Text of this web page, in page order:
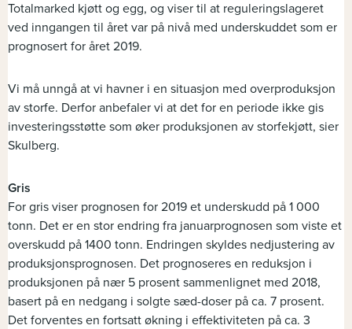
Totalmarked kjøtt og egg, og viser til at reguleringslageret
ved inngangen til året var på nivå med underskuddet som er
prognosert for året 2019.
Vi må unngå at vi havner i en situasjon med overproduksjon
av storfe. Derfor anbefaler vi at det for en periode ikke gis
investeringsstøtte som øker produksjonen av storfekjøtt, sier
Skulberg.
Gris
For gris viser prognosen for 2019 et underskudd på 1 000
tonn. Det er en stor endring fra januarprognosen som viste et
overskudd på 1400 tonn. Endringen skyldes nedjustering av
produksjonsprognosen. Det prognoseres en reduksjon i
produksjonen på nær 5 prosent sammenlignet med 2018,
basert på en nedgang i solgte sæd-doser på ca. 7 prosent.
Det forventes en fortsatt økning i effektiviteten på ca. 3